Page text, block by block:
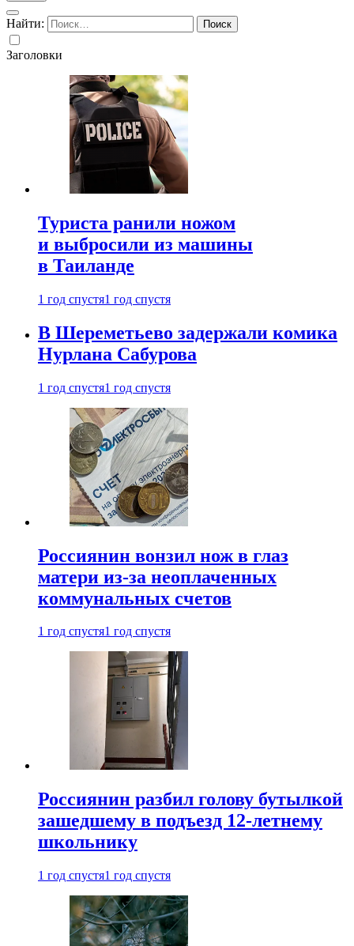
Найти:
Заголовки
Туриста ранили ножом
и выбросили из машины
в Таиланде
1 год спустя1 год спустя
В Шереметьево задержали комика
Нурлана Сабурова
1 год спустя1 год спустя
Россиянин вонзил нож в глаз
матери из-за неоплаченных
коммунальных счетов
1 год спустя1 год спустя
Россиянин разбил голову бутылкой
зашедшему в подъезд 12-летнему
школьнику
1 год спустя1 год спустя